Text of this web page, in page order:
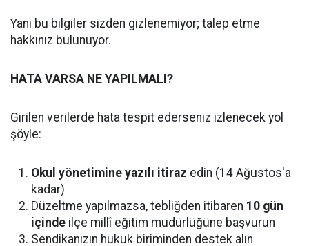
Yani bu bilgiler sizden gizlenemiyor; talep etme
hakkınız bulunuyor.
HATA VARSA NE YAPILMALI?
Girilen verilerde hata tespit ederseniz izlenecek yol
şöyle:
Okul yönetimine yazılı itiraz edin (14 Ağustos'a
kadar)
Düzeltme yapılmazsa, tebliğden itibaren 10 gün
içinde ilçe millî eğitim müdürlüğüne başvurun
Sendikanızın hukuk biriminden destek alın